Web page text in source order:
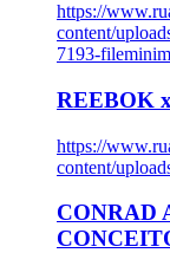
https://
content/
7193-
REEBOK x
https://
content/
CONRAD